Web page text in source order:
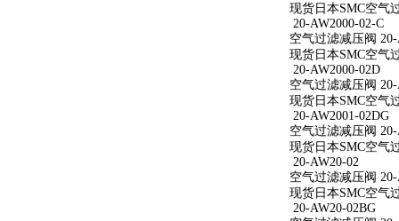
现货日本SMC空气
20-AW2000-02-C
空气过滤减压阀 20-
现货日本SMC空气
20-AW2000-02D
空气过滤减压阀 20-
现货日本SMC空气
20-AW2001-02DG
空气过滤减压阀 20-
现货日本SMC空气
20-AW20-02
空气过滤减压阀 20-
现货日本SMC空气
20-AW20-02BG